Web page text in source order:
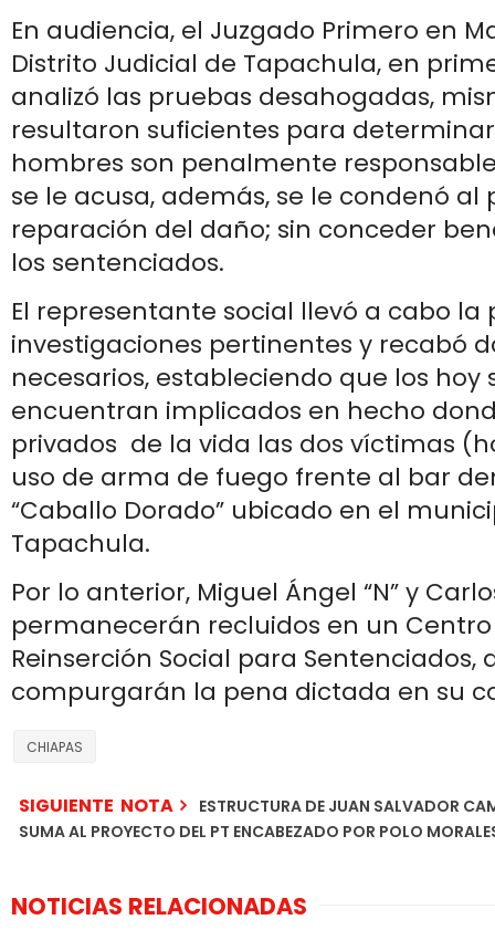
En audiencia, el Juzgado Primero en
Distrito Judicial de Tapachula, en
analizó las pruebas desahogadas,
resultaron suficientes para
hombres son penalmente
se le acusa, además, se le condenó al
reparación del daño; sin conceder
los sentenciados.
El representante social llevó a cabo la
investigaciones pertinentes y recabó
necesarios, estableciendo que los hoy
encuentran implicados en hecho
privados de la vida las dos víctimas
uso de arma de fuego frente al bar
“Caballo Dorado” ubicado en el
Tapachula.
Por lo anterior, Miguel Ángel “N” y
permanecerán recluidos en un
Reinserción Social para Sentenciados,
compurgarán la pena dictada en su
CHIAPAS
SIGUIENTE NOTA
ESTRUCTURA DE JUAN SALVADOR
SUMA AL PROYECTO DEL PT ENCABEZADO POR POLO
NOTICIAS RELACIONADAS